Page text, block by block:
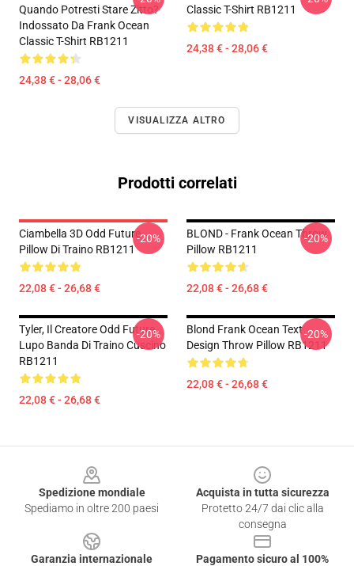
Quando Potresti Stare Zitto?
Indossato Da Frank Ocean
Classic T-Shirt RB1211
24,38 € - 28,06 €
Classic T-Shirt RB1211
24,38 € - 28,06 €
VISUALIZZA ALTRO
Prodotti correlati
Ciambella 3D Odd Future
Pillow Di Traino RB1211
22,08 € - 26,68 €
-20%
BLOND - Frank Ocean Throw
Pillow RB1211
22,08 € - 26,68 €
-20%
Tyler, Il Creatore Odd Future
Lupo Banda Di Traino Cuscino
RB1211
22,08 € - 26,68 €
-20%
Blond Frank Ocean Text
Design Throw Pillow RB1211
22,08 € - 26,68 €
-20%
Spedizione mondiale
Spediamo in oltre 200 paesi
Acquista in tutta sicurezza
Protetto 24/7 dai clic alla
consegna
Garanzia internazionale
Pagamento sicuro al 100%